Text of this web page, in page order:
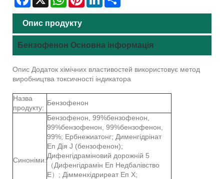
Опис продукту
Бензофенон Основна інформація
Опис Додаток хімічних властивостей використовує метод
виробництва токсичності індикатора
Назва
продукту:
Бензофенон
Синоніми:
Бензофенон, 99%бензофенон,
99%бензофенон, 99%бензофенон,
99%; Ербнежиатонг; Дименгідрінат
Еп Дія J (бензофенон);
Дифенгідраміновий дорожній 5
（Дифенгідрамін Еп Недбалівство
E）; Дімменхідриреат Еп Х;